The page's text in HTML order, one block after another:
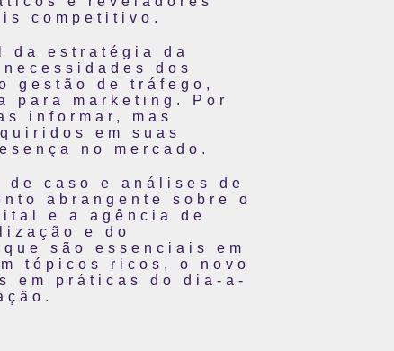
competitivo.
da estratégia da
dos
gestão de tráfego,
marketing. Por
informar, mas
em suas
no mercado.
caso e análises de
abrangente sobre o
e a agência de
e do
são essenciais em
tópicos ricos, o novo
em práticas do dia-a-